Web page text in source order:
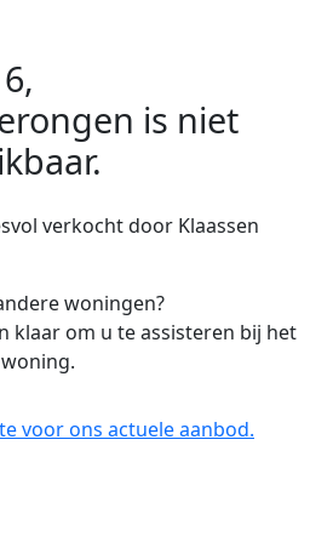
is niet
verkocht door Klaassen
woningen?
klaar om u te assisteren bij het
voor ons actuele aanbod.